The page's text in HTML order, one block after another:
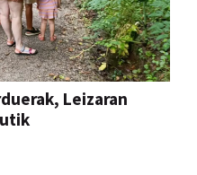
Leizaran